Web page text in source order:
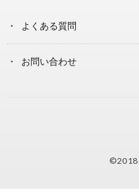
よくある質問
お問い合わせ
©2018